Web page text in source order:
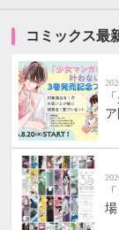
コミックス最
ア